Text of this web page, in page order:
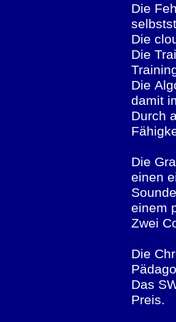
Die
Die
Die
Die
damit
Durch
Die
einen
einem
Zwei
Die
Das
Preis.